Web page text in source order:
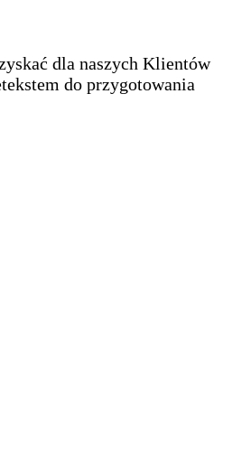
dla naszych Klientów
do przygotowania